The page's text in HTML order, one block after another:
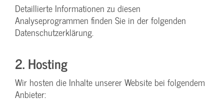
Detaillierte Informationen zu diesen
Analyseprogrammen finden Sie in der folgenden
Datenschutzerklärung.
2. Hosting
Wir hosten die Inhalte unserer Website bei folgendem
Anbieter: